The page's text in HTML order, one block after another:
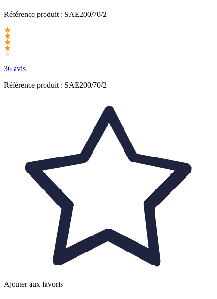
Référence produit : SAE200/70/2
36 avis
Référence produit : SAE200/70/2
Ajouter aux favoris